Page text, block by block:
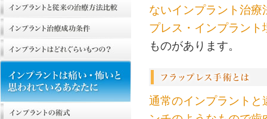
ないインプラント治療
プレス・インプラント
ものがあります。
通常のインプラントと